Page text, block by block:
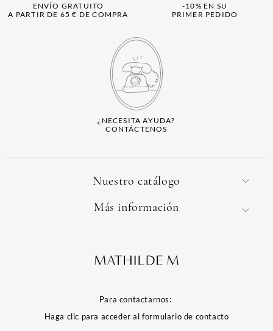
ENVÍO GRATUITO
A PARTIR DE 65 € DE COMPRA
-10% EN SU
PRIMER PEDIDO
¿NECESITA AYUDA?
CONTÁCTENOS
Nuestro catálogo
Para contactarnos:
Haga clic para acceder al formulario de contacto
Más información